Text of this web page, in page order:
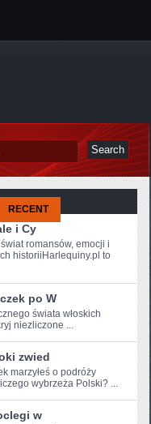
RECENT
i Cy
romansów, emocji i
historiiHarlequiny.pl to
po W
świata włoskich
‌niezliczone ...
zwied
marzyłeś o podróży
wybrzeża Polski? ...
w